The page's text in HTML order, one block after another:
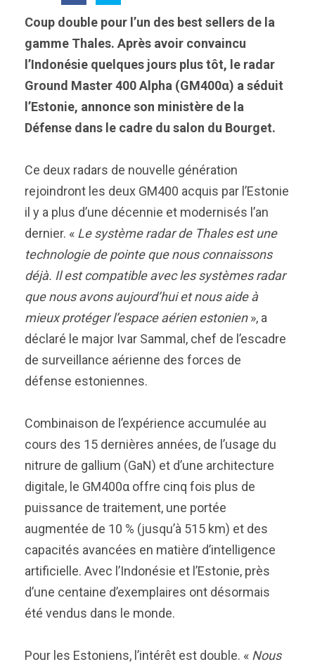
Coup double pour l’un des best sellers de la
gamme Thales. Après avoir convaincu
l’Indonésie quelques jours plus tôt, le radar
Ground Master 400 Alpha (GM400α) a séduit
l’Estonie, annonce son ministère de la
Défense dans le cadre du salon du Bourget.
Ce deux radars de nouvelle génération
rejoindront les deux GM400 acquis par l’Estonie
il y a plus d’une décennie et modernisés l’an
dernier. « Le système radar de Thales est une
technologie de pointe que nous connaissons
déjà. Il est compatible avec les systèmes radar
que nous avons aujourd’hui et nous aide à
mieux protéger l’espace aérien estonien», a
déclaré le major Ivar Sammal, chef de l’escadre
de surveillance aérienne des forces de
défense estoniennes.
Combinaison de l’expérience accumulée au
cours des 15 dernières années, de l’usage du
nitrure de gallium (GaN) et d’une architecture
digitale, le GM400α offre cinq fois plus de
puissance de traitement, une portée
augmentée de 10 % (jusqu’à 515 km) et des
capacités avancées en matière d’intelligence
artificielle. Avec l’Indonésie et l’Estonie, près
d’une centaine d’exemplaires ont désormais
été vendus dans le monde.
Pour les Estoniens, l’intérêt est double. « Nous